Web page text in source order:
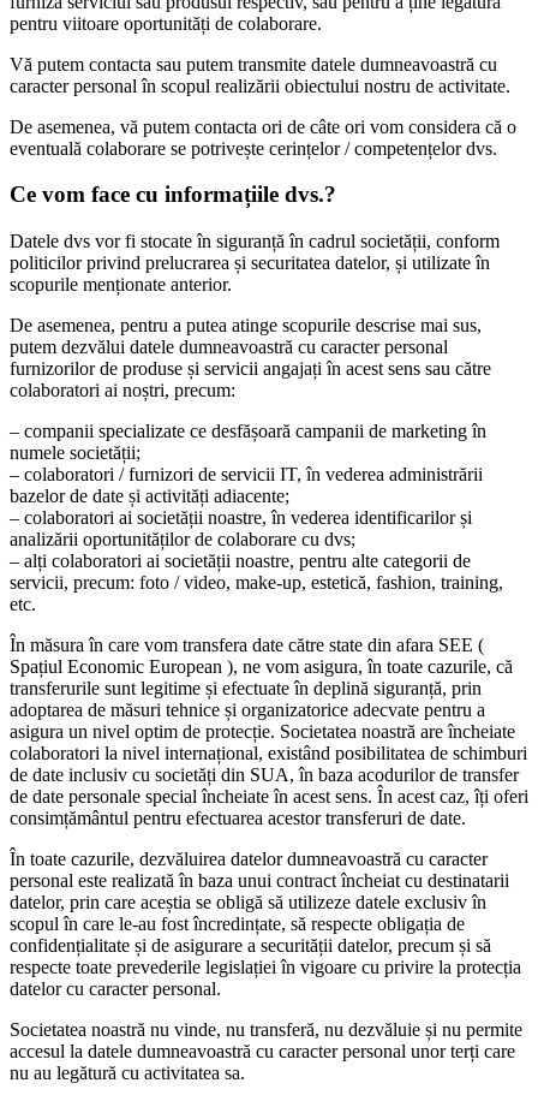
pentru viitoare oportunități de colaborare.
Vă putem contacta sau putem transmite datele dumneavoastră cu
caracter personal în scopul realizării obiectului nostru de activitate.
De asemenea, vă putem contacta ori de câte ori vom considera că o
eventuală colaborare se potrivește cerințelor / competențelor dvs.
Ce vom face cu informațiile dvs.?
Datele dvs vor fi stocate în siguranță în cadrul societății, conform
politicilor privind prelucrarea și securitatea datelor, și utilizate în
scopurile menționate anterior.
De asemenea, pentru a putea atinge scopurile descrise mai sus,
putem dezvălui datele dumneavoastră cu caracter personal
furnizorilor de produse și servicii angajați în acest sens sau către
colaboratori ai noștri, precum:
– companii specializate ce desfășoară campanii de marketing în
numele societății;
– colaboratori / furnizori de servicii IT, în vederea administrării
bazelor de date și activități adiacente;
– colaboratori ai societății noastre, în vederea identificarilor și
analizării oportunităților de colaborare cu dvs;
– alți colaboratori ai societății noastre, pentru alte categorii de
servicii, precum: foto / video, make-up, estetică, fashion, training,
etc.
În măsura în care vom transfera date către state din afara SEE (
Spațiul Economic European ), ne vom asigura, în toate cazurile, că
transferurile sunt legitime și efectuate în deplină siguranță, prin
adoptarea de măsuri tehnice și organizatorice adecvate pentru a
asigura un nivel optim de protecție. Societatea noastră are încheiate
colaboratori la nivel internațional, existând posibilitatea de schimburi
de date inclusiv cu societăți din SUA, în baza acodurilor de transfer
de date personale special încheiate în acest sens. În acest caz, îți oferi
consimțământul pentru efectuarea acestor transferuri de date.
În toate cazurile, dezvăluirea datelor dumneavoastră cu caracter
personal este realizată în baza unui contract încheiat cu destinatarii
datelor, prin care aceștia se obligă să utilizeze datele exclusiv în
scopul în care le-au fost încredințate, să respecte obligația de
confidențialitate și de asigurare a securității datelor, precum și să
respecte toate prevederile legislației în vigoare cu privire la protecția
datelor cu caracter personal.
Societatea noastră nu vinde, nu transferă, nu dezvăluie și nu permite
accesul la datele dumneavoastră cu caracter personal unor terți care
nu au legătură cu activitatea sa.